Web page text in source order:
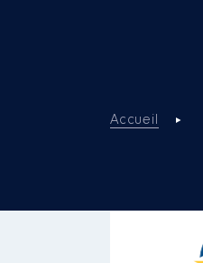
Accueil